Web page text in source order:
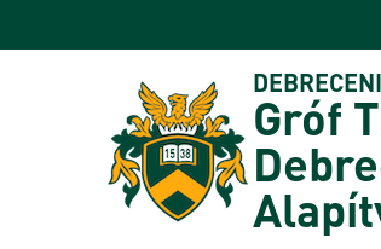
Gróf